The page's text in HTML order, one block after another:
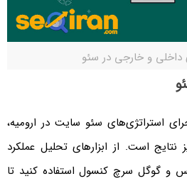
و خارجی در سئو
استراتژی‌های سئو سایت در ارومیه،
نتایج است. از ابزارهای تحلیل عملکرد
و گوگل سرچ کنسول استفاده کنید تا